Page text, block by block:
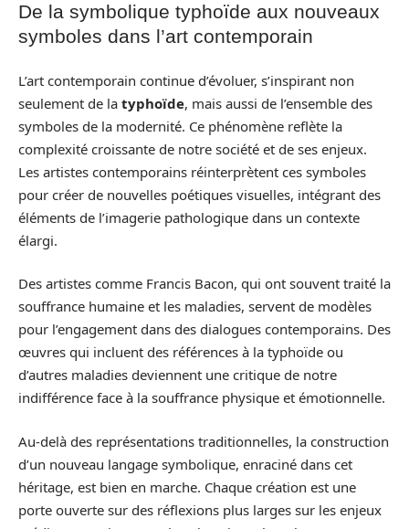
De la symbolique typhoïde aux nouveaux
symboles dans l’art contemporain
L’art contemporain continue d’évoluer, s’inspirant non
seulement de la typhoïde, mais aussi de l’ensemble des
symboles de la modernité. Ce phénomène reflète la
complexité croissante de notre société et de ses enjeux.
Les artistes contemporains réinterprètent ces symboles
pour créer de nouvelles poétiques visuelles, intégrant des
éléments de l’imagerie pathologique dans un contexte
élargi.
Des artistes comme Francis Bacon, qui ont souvent traité la
souffrance humaine et les maladies, servent de modèles
pour l’engagement dans des dialogues contemporains. Des
œuvres qui incluent des références à la typhoïde ou
d’autres maladies deviennent une critique de notre
indifférence face à la souffrance physique et émotionnelle.
Au-delà des représentations traditionnelles, la construction
d’un nouveau langage symbolique, enraciné dans cet
héritage, est bien en marche. Chaque création est une
porte ouverte sur des réflexions plus larges sur les enjeux